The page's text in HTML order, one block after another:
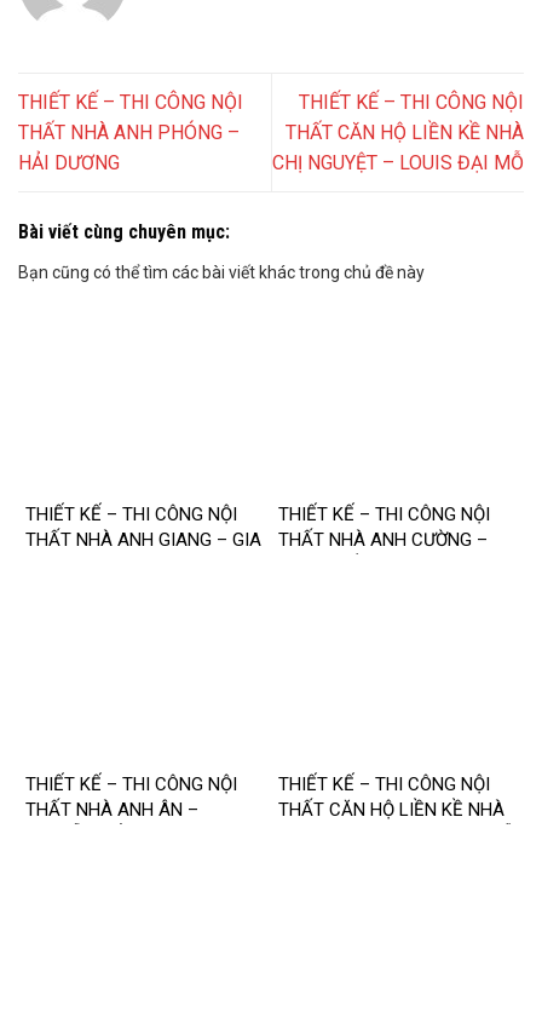
THIẾT KẾ – THI CÔNG NỘI
THẤT NHÀ ANH PHÓNG –
HẢI DƯƠNG
THIẾT KẾ – THI CÔNG NỘI
THẤT CĂN HỘ LIỀN KỀ NHÀ
CHỊ NGUYỆT – LOUIS ĐẠI MỖ
Bài viết cùng chuyên mục:
Bạn cũng có thể tìm các bài viết khác trong chủ đề này
THIẾT KẾ – THI CÔNG NỘI
THẤT NHÀ ANH GIANG – GIA
THIẾT KẾ – THI CÔNG NỘI
THẤT NHÀ ANH CƯỜNG –
THIẾT KẾ – THI CÔNG NỘI
THẤT NHÀ ANH ÂN –
THIẾT KẾ – THI CÔNG NỘI
THẤT CĂN HỘ LIỀN KỀ NHÀ